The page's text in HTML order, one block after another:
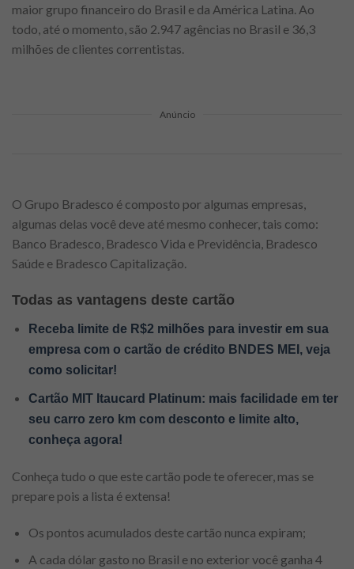
maior grupo financeiro do Brasil e da América Latina. Ao
todo, até o momento, são 2.947 agências no Brasil e 36,3
milhões de clientes correntistas.
Anúncio
O Grupo Bradesco é composto por algumas empresas,
algumas delas você deve até mesmo conhecer, tais como:
Banco Bradesco, Bradesco Vida e Previdência, Bradesco
Saúde e Bradesco Capitalização.
Todas as vantagens deste cartão
Receba limite de R$2 milhões para investir em sua
empresa com o cartão de crédito BNDES MEI, veja
como solicitar!
Cartão MIT Itaucard Platinum: mais facilidade em ter
seu carro zero km com desconto e limite alto,
conheça agora!
Conheça tudo o que este cartão pode te oferecer, mas se
prepare pois a lista é extensa!
Os pontos acumulados deste cartão nunca expiram;
A cada dólar gasto no Brasil e no exterior você ganha 4